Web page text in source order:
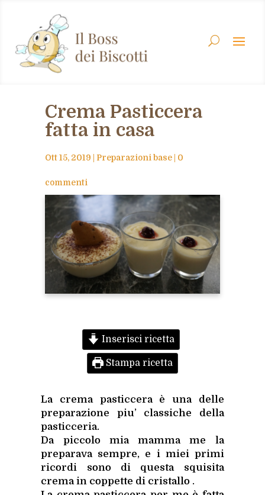
Crema Pasticcera
fatta in casa
Ott 15, 2019 |Preparazioni base 0
commenti
Inserisci ricetta
Stampa ricetta
La crema pasticcera è una delle
preparazione piu’ classiche della
pasticceria.
Da piccolo mia mamma me la
preparava sempre, e i miei primi
ricordi sono di questa squisita
crema in coppette di cristallo .